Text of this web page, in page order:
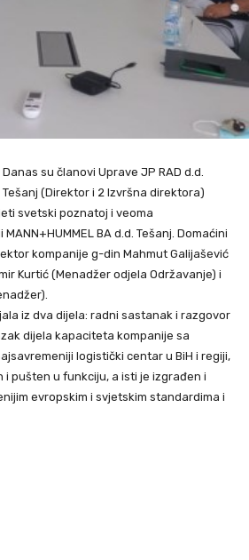
Danas su članovi Uprave JP RAD d.d.
Tešanj (Direktor i 2 Izvršna direktora)
svetski poznatoj i veoma
BA d.d. Tešanj. Domaćini
kompanije g-din Mahmut Galijašević
Kurtić (Menadžer odjela Održavanje) i
iz dva dijela: radni sastanak i razgovor
dijela kapaciteta kompanije sa
logistički centar u BiH i regiji,
i pušten u funkciju, a isti je izgrađen i
evropskim i svjetskim standardima i